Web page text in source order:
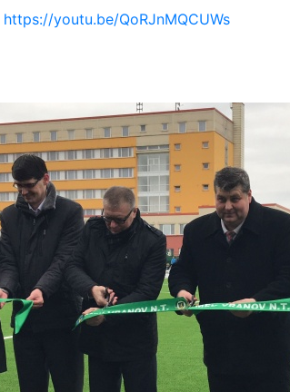
https://youtu.be/QoRJnMQCUWs